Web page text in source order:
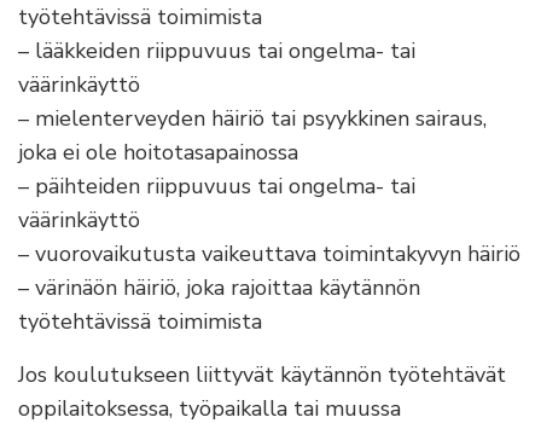
työtehtävissä toimimista
– lääkkeiden riippuvuus tai ongelma- tai
väärinkäyttö
– mielenterveyden häiriö tai psyykkinen sairaus,
joka ei ole hoitotasapainossa
– päihteiden riippuvuus tai ongelma- tai
väärinkäyttö
– vuorovaikutusta vaikeuttava toimintakyvyn häiriö
– värinäön häiriö, joka rajoittaa käytännön
työtehtävissä toimimista
Jos koulutukseen liittyvät käytännön työtehtävät
oppilaitoksessa, työpaikalla tai muussa